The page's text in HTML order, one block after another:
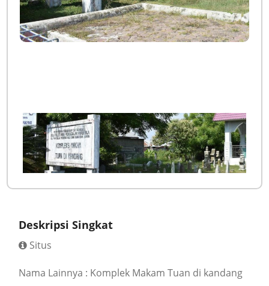
Deskripsi Singkat
Situs
Nama Lainnya : Komplek Makam Tuan di kandang